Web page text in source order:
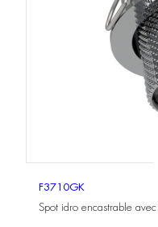
F3710GK
Spot idro encastrable